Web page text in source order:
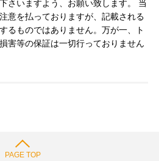
さいますよう、お願い致します。 当
意を払っておりますが、記載される
るものではありません。万が一、ト
害等の保証は一切行っておりません
PAGE TOP